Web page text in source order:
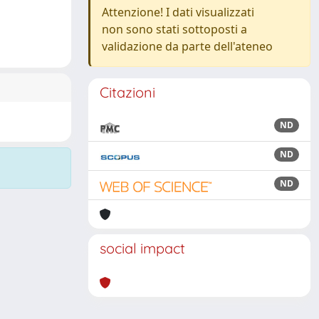
Attenzione! I dati visualizzati
non sono stati sottoposti a
validazione da parte dell'ateneo
Citazioni
ND
ND
ND
social impact